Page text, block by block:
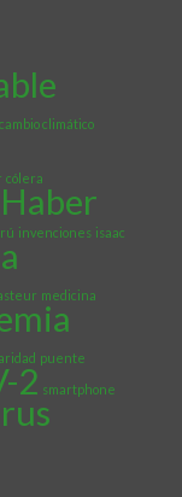
cambio climático
cólera
invenciones isaac
medicina
puente
2 smartphone